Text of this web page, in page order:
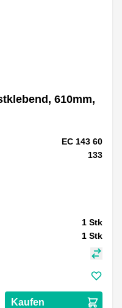
610mm,
EC 143 60
133
1 Stk
1 Stk
Kaufen